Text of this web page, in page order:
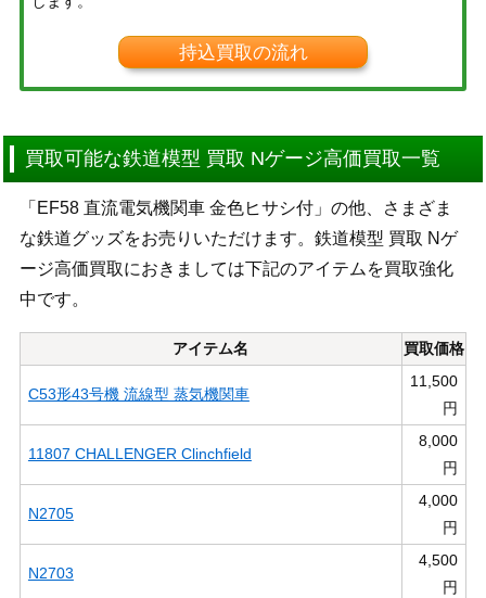
持込買取の流れ
買取可能な鉄道模型 買取 Nゲージ高価買取一覧
「EF58 直流電気機関車 金色ヒサシ付」の他、さまざま
な鉄道グッズをお売りいただけます。鉄道模型 買取 Nゲ
ージ高価買取におきましては下記のアイテムを買取強化
中です。
アイテム名 買取価格
C53形43号機 流線型 蒸気機関車
11,500
円
11807 CHALLENGER Clinchfield
8,000
円
N2705
4,000
円
N2703
4,500
円